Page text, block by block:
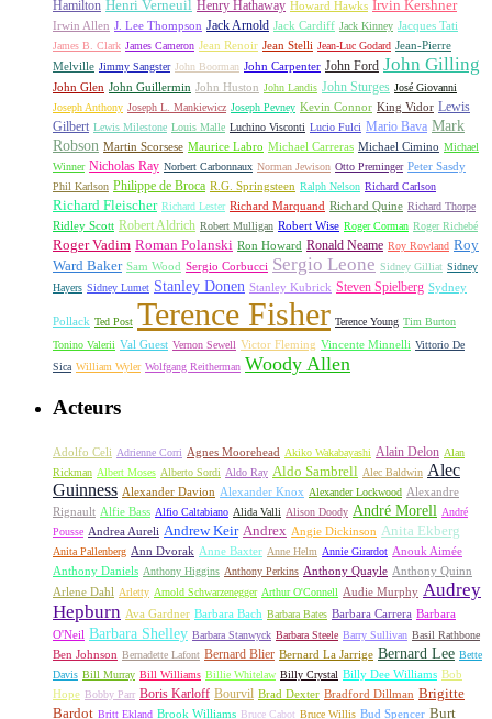
Hamilton Henri Verneuil Henry Hathaway Howard Hawks Irvin Kershner
Irwin Allen J. Lee Thompson Jack Arnold Jack Cardiff Jack Kinney Jacques Tati
James B. Clark James Cameron Jean Renoir Jean Stelli Jean-Luc Godard Jean-Pierre
Melville Jimmy Sangster John Boorman John Carpenter John Ford John Gilling
John Glen John Guillermin John Huston John Landis John Sturges José Giovanni
Joseph Anthony Joseph L. Mankiewicz Joseph Pevney Kevin Connor King Vidor Lewis
Gilbert Lewis Milestone Louis Malle Luchino Visconti Lucio Fulci Mario Bava Mark
Robson Martin Scorsese Maurice Labro Michael Carreras Michael Cimino Michael
Winner Nicholas Ray Norbert Carbonnaux Norman Jewison Otto Preminger Peter Sasdy
Phil Karlson Philippe de Broca R.G. Springsteen Ralph Nelson Richard Carlson
Richard Fleischer Richard Lester Richard Marquand Richard Quine Richard Thorpe
Ridley Scott Robert Aldrich Robert Mulligan Robert Wise Roger Corman Roger Richebé
Roger Vadim Roman Polanski Ron Howard Ronald Neame Roy Rowland Roy
Ward Baker Sam Wood Sergio Corbucci Sergio Leone Sidney Gilliat Sidney
Hayers Sidney Lumet Stanley Donen Stanley Kubrick Steven Spielberg Sydney
Pollack Ted Post Terence Fisher Terence Young Tim Burton
Tonino Valerii Val Guest Vernon Sewell Victor Fleming Vincente Minnelli Vittorio De
Sica William Wyler Wolfgang Reitherman Woody Allen
Acteurs
Adolfo Celi Adrienne Corri Agnes Moorehead Akiko Wakabayashi Alain Delon Alan
Rickman Albert Moses Alberto Sordi Aldo Ray Aldo Sambrell Alec Baldwin Alec
Guinness Alexander Davion Alexander Knox Alexander Lockwood Alexandre
Rignault Alfie Bass Alfio Caltabiano Alida Valli Alison Doody André Morell André
Pousse Andrea Aureli Andrew Keir Andrex Angie Dickinson Anita Ekberg
Anita Pallenberg Ann Dvorak Anne Baxter Anne Helm Annie Girardot Anouk Aimée
Anthony Daniels Anthony Higgins Anthony Perkins Anthony Quayle Anthony Quinn
Arlene Dahl Arletty Arnold Schwarzenegger Arthur O'Connell Audie Murphy Audrey
Hepburn Ava Gardner Barbara Bach Barbara Bates Barbara Carrera Barbara
O'Neil Barbara Shelley Barbara Stanwyck Barbara Steele Barry Sullivan Basil Rathbone
Ben Johnson Bernadette Lafont Bernard Blier Bernard La Jarrige Bernard Lee Bette
Davis Bill Murray Bill Williams Billie Whitelaw Billy Crystal Billy Dee Williams Bob
Hope Bobby Parr Boris Karloff Bourvil Brad Dexter Bradford Dillman Brigitte
Bardot Britt Ekland Brook Williams Bruce Cabot Bruce Willis Bud Spencer Burt